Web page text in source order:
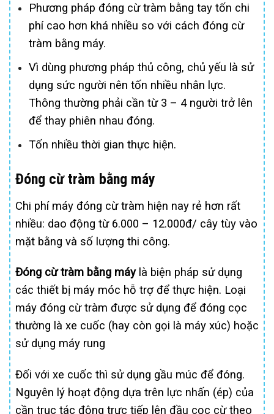
Phương pháp đóng cừ tràm bằng tay tốn chi
phí cao hơn khá nhiều so với cách đóng cừ
tràm bằng máy.
Vì dùng phương pháp thủ công, chủ yếu là sử
dụng sức người nên tốn nhiều nhân lực.
Thông thường phải cần từ 3 – 4 người trở lên
để thay phiên nhau đóng.
Tốn nhiều thời gian thực hiện.
Đóng cừ tràm bằng máy
Chi phí máy đóng cừ tràm hiện nay rẻ hơn rất
nhiều: dao động từ 6.000 – 12.000đ/ cây tùy vào
mặt bằng và số lượng thi công.
Đóng cừ tràm bằng máylà biện pháp sử dụng
các thiết bị máy móc hỗ trợ để thực hiện. Loại
máy đóng cừ tràm được sử dụng để đóng cọc
thường là xe cuốc (hay còn gọi là máy xúc) hoặc
sử dụng máy rung
Đối với xe cuốc thì sử dụng gầu múc để đóng.
Nguyên lý hoạt động dựa trên lực nhấn (ép) của
cần trục tác động trực tiếp lên đầu cọc cừ theo